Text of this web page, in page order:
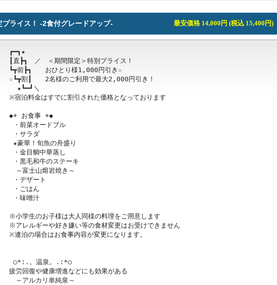
ライス！ -2食付グレードアップ- 最安価格 14,000円 (税込 15,400円)
┏━┓★
┃直┣┓　／　＜期間限定＞特別プライス！
┗┳前┣┓　　おひとり様1,000円引き☆
☆┗┳割┃　　2名様のご利用で最大2,000円引き！
※宿泊料金はすでに割引された価格となっております
◆+ お食事 +◆
～富士山熔岩焼き～
※小学生のお子様は大人同様の料理をご用意します
※アレルギーや好き嫌い等の食材変更はお受けできません
※連泊の場合はお食事内容が変更になります。
疲労回復や健康増進などにも効果がある
～アルカリ単純泉～